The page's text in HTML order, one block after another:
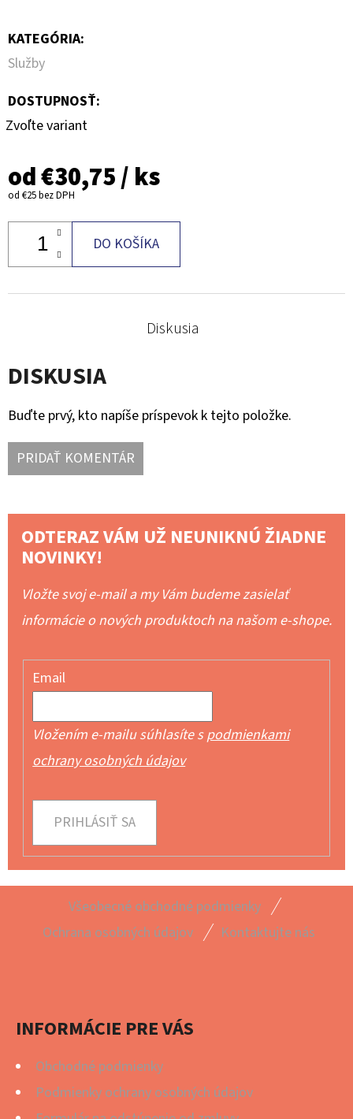
KATEGÓRIA:
Služby
DOSTUPNOSŤ:
Zvoľte variant
od€30,75/ ks
od €25bez DPH
DO KOŠÍKA
Diskusia
DISKUSIA
Buďte prvý, kto napíše príspevok k tejto položke.
PRIDAŤ KOMENTÁR
ODTERAZ VÁM UŽ NEUNIKNÚ ŽIADNE
NOVINKY!
Vložte svoj e-mail a my Vám budeme zasielať
informácie o nových produktoch na našom e-shope.
Email
Vložením e-mailu súhlasíte spodmienkami
ochrany osobných údajov
PRIHLÁSIŤ SA
Všeobecné obchodné podmienky
Ochrana osobných údajov
Kontaktujte nás
INFORMÁCIE PRE VÁS
Obchodné podmienky
Podmienky ochrany osobných údajov